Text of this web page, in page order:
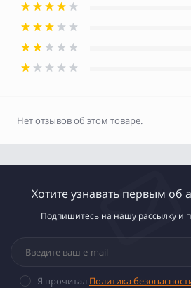
Нет отзывов об этом товаре.
Хотите узнавать первым об
Подпишитесь на нашу рассылку и
Я прочитал Политика